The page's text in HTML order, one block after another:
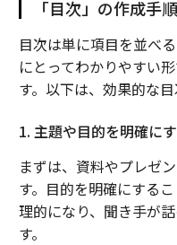
「目次」の作成手
目次は単に項目を並べ
にとってわかりやすい
す。以下は、効果的な目
1. 主題や目的を明確に
まずは、資料やプレゼ
す。目的を明確にする
理的になり、聞き手が
す。